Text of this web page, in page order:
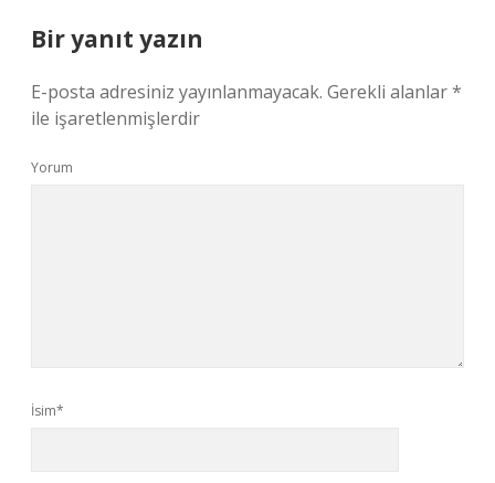
Bir yanıt yazın
E-posta adresiniz yayınlanmayacak. Gerekli alanlar*
ile işaretlenmişlerdir
Yorum
İsim*